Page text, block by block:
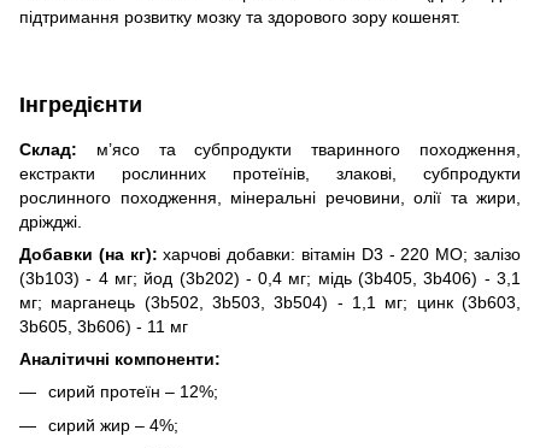
підтримання розвитку мозку та здорового зору кошенят.
Інгредієнти
Склад: м’ясо та субпродукти тваринного походження,
екстракти рослинних протеїнів, злакові, субпродукти
рослинного походження, мінеральні речовини, олії та жири,
дріжджі.
Добавки (на кг):харчові добавки: вітамін D3 - 220 MO; залiзо
(3b103) - 4 мг; йод (3b202) - 0,4 мг; мiдь (3b405, 3b406) - 3,1
мг; марганець (3b502, 3b503, 3b504) - 1,1 мг; цинк (3b603,
3b605, 3b606) - 11 мг
Аналітичні компоненти:
сирий протеїн – 12%;
сирий жир – 4%;